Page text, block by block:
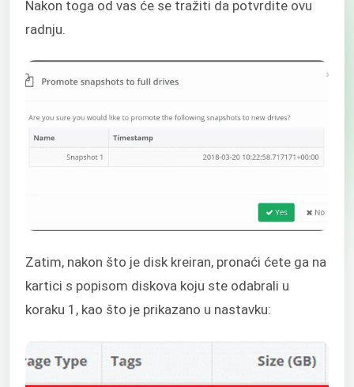
Nakon toga od vas će se tražiti da potvrdite ovu
radnju.
Zatim, nakon što je disk kreiran, pronaći ćete ga na
kartici s popisom diskova koju ste odabrali u
koraku 1, kao što je prikazano u nastavku: